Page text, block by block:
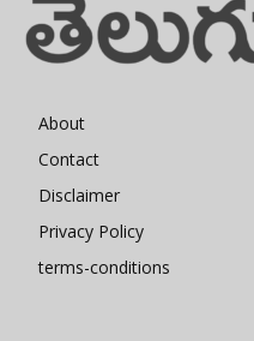
About
Contact
Disclaimer
Privacy Policy
terms-conditions